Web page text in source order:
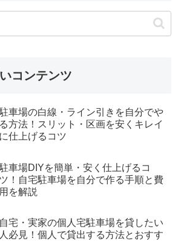
コンテンツ
車場の白線・ライン引きを自分でや
る方法！スリット・区画を安くキレイ
に仕上げるコツ
車場DIYを簡単・安く仕上げるコ
ツ！自宅駐車場を自分で作る手順と費
用を解説
自宅・実家の個人宅駐車場を貸したい
人必見！個人で貸出する方法とおすす